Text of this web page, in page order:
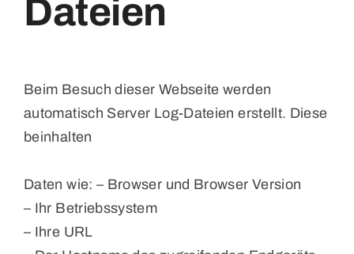
Dateien
Beim Besuch dieser Webseite werden
automatisch Server Log-Dateien erstellt. Diese
beinhalten
Daten wie: – Browser und Browser Version
– Ihr Betriebssystem
– Ihre URL